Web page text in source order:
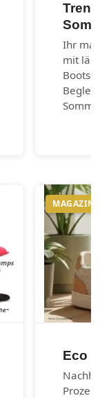
Ihr
mit
MAGAZIN
Eco